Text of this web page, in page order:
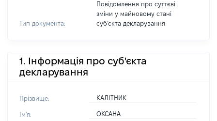
Тип документа:
Повідомлення про суттєві
зміни у майновому стані
субʼєкта декларування
1. Інформація про суб'єкта
декларування
Прізвище: КАЛІТНИК
Ім'я: ОКСАНА